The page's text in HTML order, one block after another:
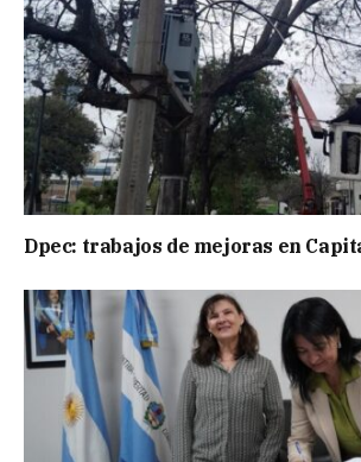
Dpec: trabajos de mejoras en